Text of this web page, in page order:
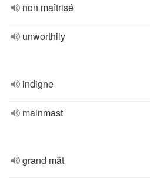
non maîtrisé
unworthily
indigne
mainmast
grand mât